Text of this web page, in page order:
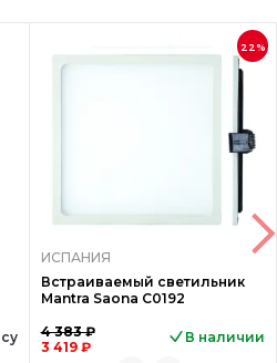
22%
ИСПАНИЯ
Встраиваемый светильник
Mantra Saona C0192
4 383 ₽
3 419 ₽
В наличии